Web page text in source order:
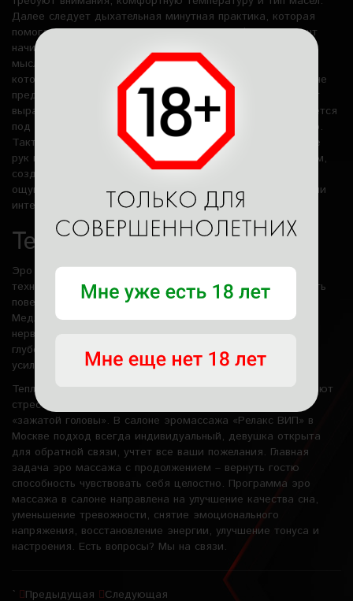
Далее следует дыхательная минутная практика, которая
помогает телу перейти в состояние расслабления. Клиент
начинает чувствовать, как ритм дыхания замедляется, а
мысли становятся менее активными – это важный этап,
который усиливает эффект массажа. Эро массаж мужчине
предполагает использование аромамасел, которые имеют
выраженный терапевтический эффект. Вариант подбирается
под настроение человека не по шаблону, а индивидуально.
Тактильные ощущения играют ключевую роль – движение
рук мастерицы должно быть плавным, теплым, медленным,
создающим эффект мягкого обволакивания. Именно это
ощущение делает массаж королевским, он не про силу или
интенсивность, а про глубину расслабления.
Техники эромассажа
Эро массаж мужчине предполагает сочетание различных
техник. Плавные вытягивающие движения позволяют снять
поверхностное напряжение и улучшить циркуляцию.
Медленные симметричные движения воздействуют на
нервную систему, помогая человеку войти в состояние
глубокого покоя. Сочетание движений с эффектом масел
усиливает расслабление.
Теплые движения по затылку, шее и височной зоне снимают
стресс, улучшают кровоток и уменьшают ощущение
«зажатой головы». В салоне эромассажа «Релакс ВИП» в
Москве подход всегда индивидуальный, девушка открыта
для обратной связи, учтет все ваши пожелания. Главная
задача эро массажа с продолжением – вернуть гостю
способность чувствовать себя целостно. Программа эро
массажа в салоне направлена на улучшение качества сна,
уменьшение тревожности, снятие эмоционального
напряжения, восстановление энергии, улучшение тонуса и
настроения. Есть вопросы? Мы на связи.
` Предыдущая Следующая